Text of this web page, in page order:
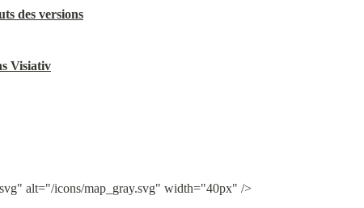
des versions
Visiativ
alt="/icons/map_gray.svg" width="40px" />